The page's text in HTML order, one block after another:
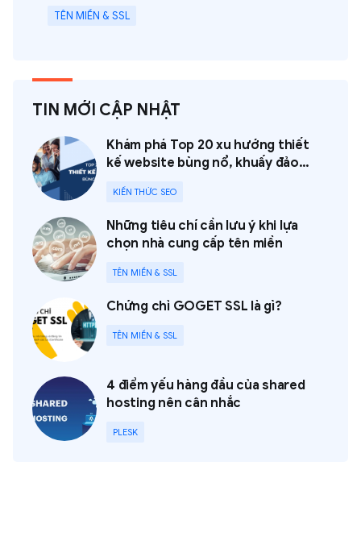
TÊN MIỀN & SSL
TIN MỚI CẬP NHẬT
Khám phá Top 20 xu hướng thiết
kế website bùng nổ, khuấy đảo
KIẾN THỨC SEO
Những tiêu chí cần lưu ý khi lựa
chọn nhà cung cấp tên miền
TÊN MIỀN & SSL
Chứng chỉ GOGET SSL là gì?
TÊN MIỀN & SSL
4 điểm yếu hàng đầu của shared
hosting nên cân nhắc
PLESK